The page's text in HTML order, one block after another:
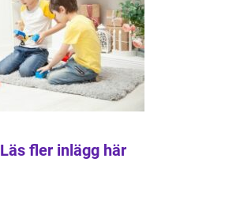
Läs fler inlägg här